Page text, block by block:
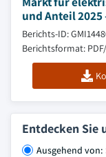
und Anteil 2025
Berichts-ID:
Berichtsformat:
Entdecken Sie
Ausgehend von: